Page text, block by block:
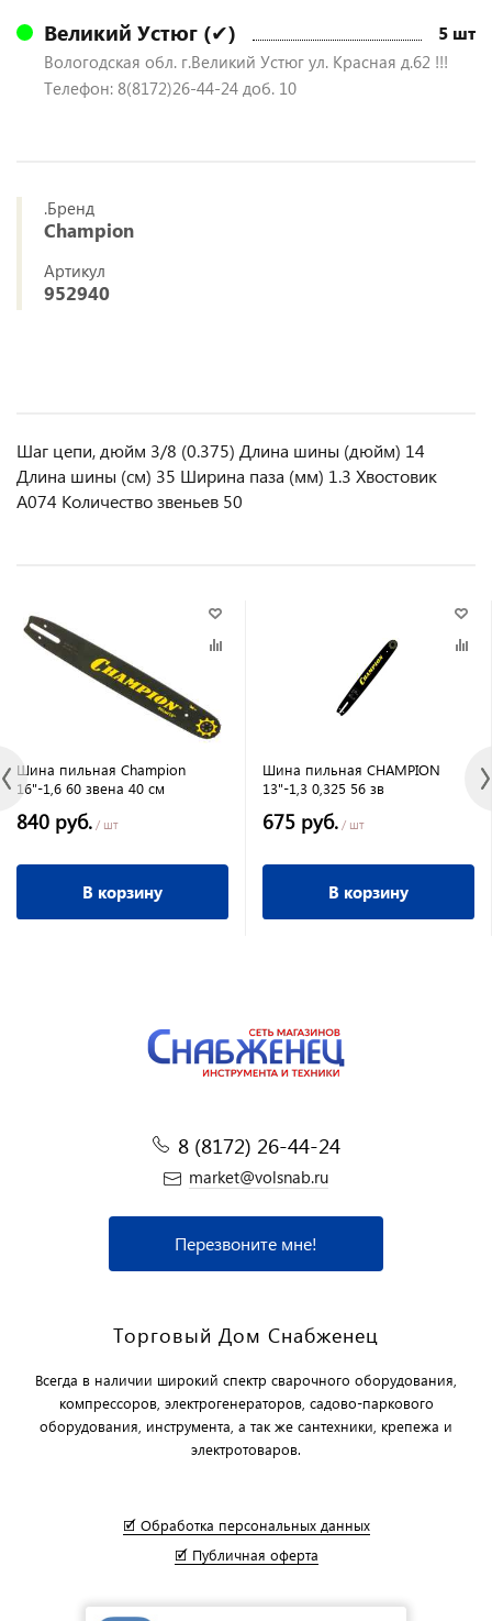
Великий Устюг (✔) 5 шт
Вологодская обл. г.Великий Устюг ул. Красная д.62 !!!
Телефон: 8(8172)26-44-24 доб. 10
.Бренд
Champion
Артикул
952940
Шаг цепи, дюйм 3/8 (0.375) Длина шины (дюйм) 14
Длина шины (см) 35 Ширина паза (мм) 1.3 Хвостовик
A074 Количество звеньев 50
Шина пильная Champion
16"-1,6 60 звена 40 см
840 руб. / шт
В корзину
Шина пильная CHAMPION
13"-1,3 0,325 56 зв
675 руб. / шт
В корзину
8 (8172) 26-44-24
market@volsnab.ru
Перезвоните мне!
Торговый Дом Снабженец
Всегда в наличии широкий спектр сварочного оборудования,
компрессоров, электрогенераторов, садово-паркового
оборудования, инструмента, а так же сантехники, крепежа и
электротоваров.
🗹 Обработка персональных данных
🗹 Публичная оферта